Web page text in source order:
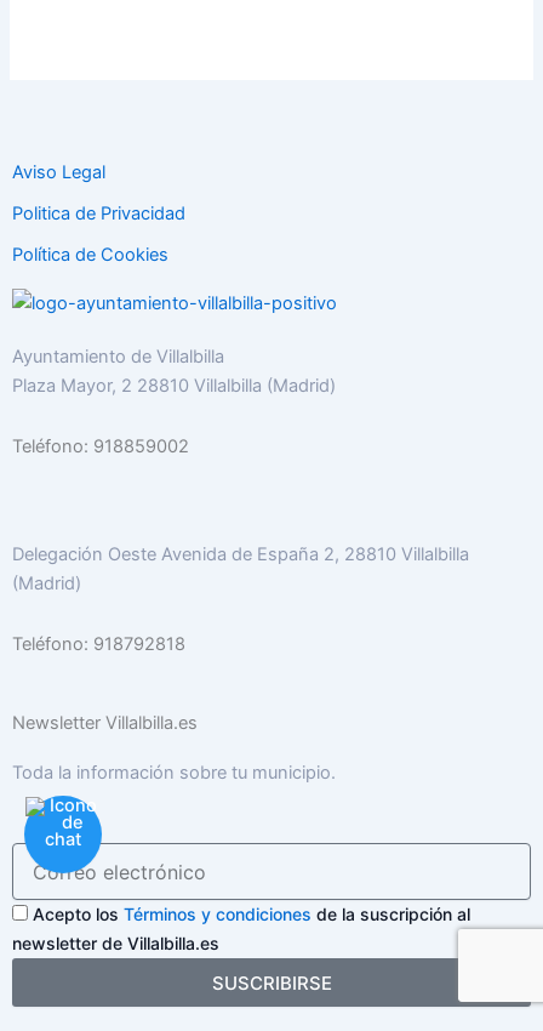
Aviso Legal
Politica de Privacidad
Política de Cookies
Ayuntamiento de Villalbilla
Plaza Mayor, 2 28810 Villalbilla (Madrid)
Teléfono: 918859002
Delegación Oeste Avenida de España 2, 28810 Villalbilla
(Madrid)
Teléfono: 918792818
Newsletter Villalbilla.es
Toda la información sobre tu municipio.
Acepto los Términos y condiciones de la suscripción al
newsletter de Villalbilla.es
SUSCRIBIRSE